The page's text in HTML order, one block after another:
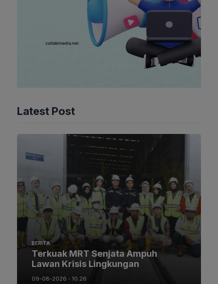
Latest Post
BERITA
Terkuak MRT Senjata Ampuh
Lawan Krisis Lingkungan
09-08-2026 - 10.26